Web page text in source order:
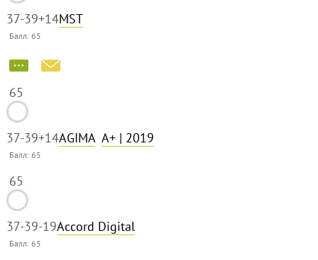
37-39+14MST
Балл:65
65
37-39+14AGIMA A+| 2019
Балл:65
65
37-39-19Accord Digital
Балл:65